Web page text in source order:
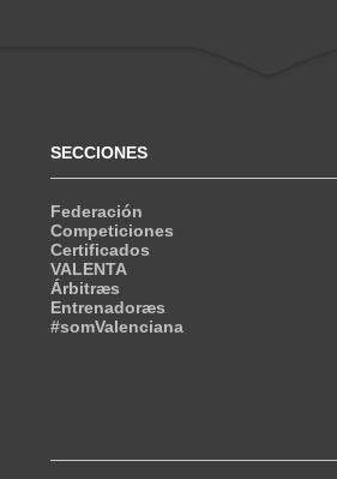
SECCIONES
Federación
Competiciones
Certificados
VALENTA
Árbitræs
Entrenadoræs
#somValenciana